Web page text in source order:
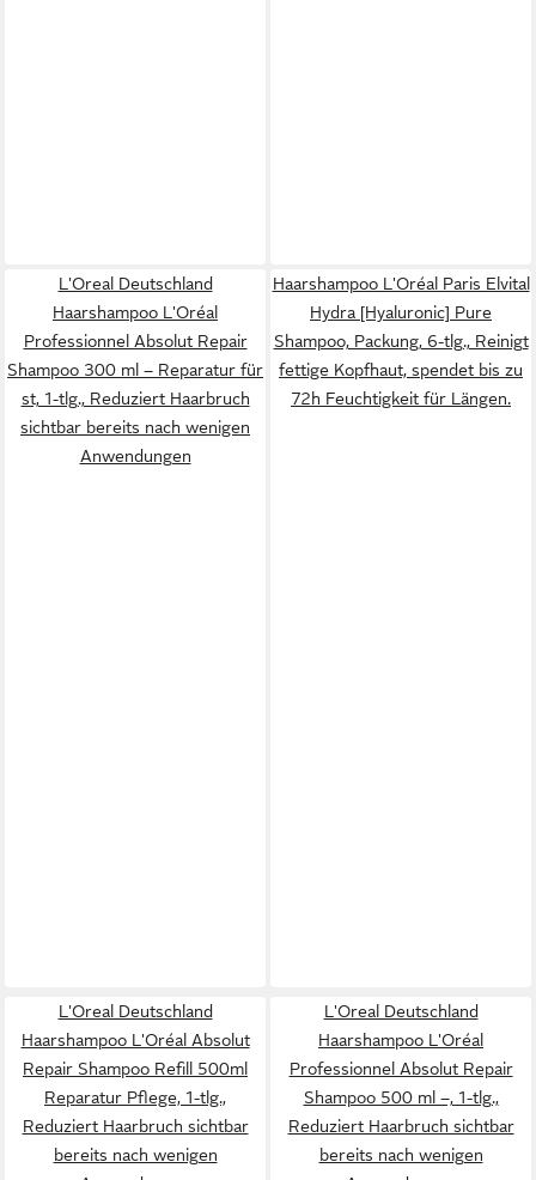
L'Oreal Deutschland
Haarshampoo L'Oréal
Professionnel Absolut Repair
Shampoo 300 ml – Reparatur für
st, 1-tlg., Reduziert Haarbruch
sichtbar bereits nach wenigen
Anwendungen
Haarshampoo L'Oréal Paris Elvital
Hydra [Hyaluronic] Pure
Shampoo, Packung, 6-tlg., Reinigt
fettige Kopfhaut, spendet bis zu
72h Feuchtigkeit für Längen.
L'Oreal Deutschland
Haarshampoo L'Oréal Absolut
Repair Shampoo Refill 500ml
Reparatur Pflege, 1-tlg.,
Reduziert Haarbruch sichtbar
bereits nach wenigen
L'Oreal Deutschland
Haarshampoo L'Oréal
Professionnel Absolut Repair
Shampoo 500 ml –, 1-tlg.,
Reduziert Haarbruch sichtbar
bereits nach wenigen